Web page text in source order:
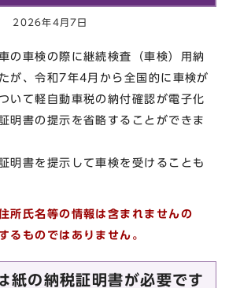
2026年4月7日
の車検の際に継続検査（車検）用納
が、令和7年4月から全国的に車検が
いて軽自動車税の納付確認が電子化
明書の提示を省略することができま
書を提示して車検を受けることも
所氏名等の情報は含まれませんの
るものではありません。
紙の納税証明書が必要です